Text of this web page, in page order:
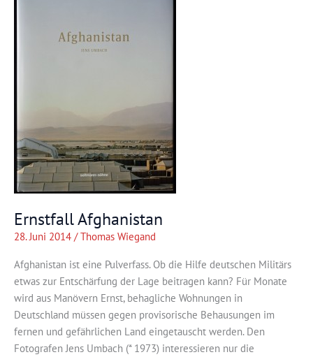
Ernstfall Afghanistan
28. Juni 2014 /Thomas Wiegand
Afghanistan ist eine Pulverfass. Ob die Hilfe deutschen Militärs
etwas zur Entschärfung der Lage beitragen kann? Für Monate
wird aus Manövern Ernst, behagliche Wohnungen in
Deutschland müssen gegen provisorische Behausungen im
fernen und gefährlichen Land eingetauscht werden. Den
Fotografen Jens Umbach (* 1973) interessieren nur die